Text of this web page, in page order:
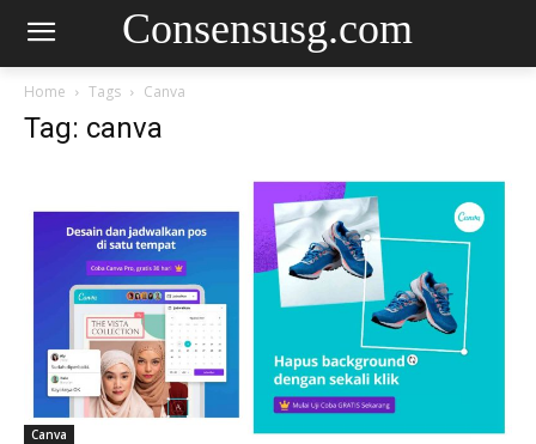
Consensusg.com
Home Tags Canva
Tag: canva
Canva